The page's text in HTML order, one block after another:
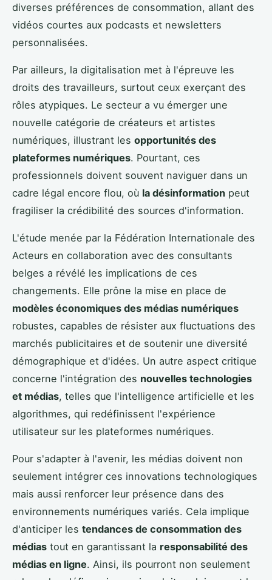
diverses préférences de consommation, allant des
vidéos courtes aux podcasts et newsletters
personnalisées.
Par ailleurs, la digitalisation met à l'épreuve les
droits des travailleurs, surtout ceux exerçant des
rôles atypiques. Le secteur a vu émerger une
nouvelle catégorie de créateurs et artistes
numériques, illustrant les opportunités des
plateformes numériques. Pourtant, ces
professionnels doivent souvent naviguer dans un
cadre légal encore flou, où la désinformation peut
fragiliser la crédibilité des sources d'information.
L'étude menée par la Fédération Internationale des
Acteurs en collaboration avec des consultants
belges a révélé les implications de ces
changements. Elle prône la mise en place de
modèles économiques des médias numériques
robustes, capables de résister aux fluctuations des
marchés publicitaires et de soutenir une diversité
démographique et d'idées. Un autre aspect critique
concerne l'intégration des nouvelles technologies
et médias, telles que l'intelligence artificielle et les
algorithmes, qui redéfinissent l'expérience
utilisateur sur les plateformes numériques.
Pour s'adapter à l'avenir, les médias doivent non
seulement intégrer ces innovations technologiques
mais aussi renforcer leur présence dans des
environnements numériques variés. Cela implique
d'anticiper les tendances de consommation des
médias tout en garantissant la responsabilité des
médias en ligne. Ainsi, ils pourront non seulement